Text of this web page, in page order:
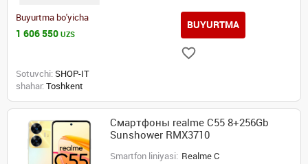
Buyurtma bo'yicha
1 606 550 UZS
BUYURTMA
Sotuvchi: SHOP-IT
shahar: Toshkent
Смартфоны realme C55 8+256Gb
Sunshower RMX3710
Smartfon liniyasi: Realme C